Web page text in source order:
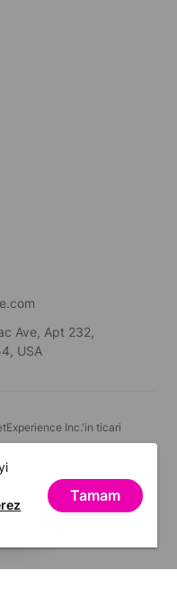
Ave, Apt 232,
USA
Inc.'in ticari
Tamam